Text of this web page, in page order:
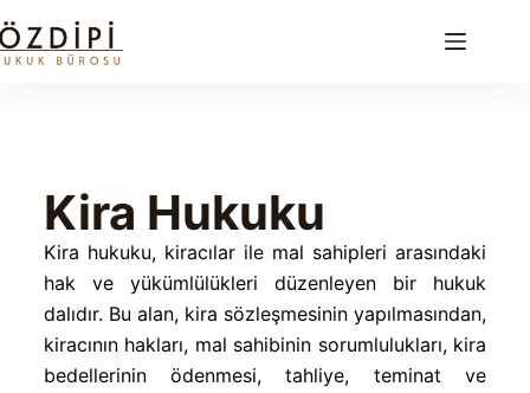
Kira Hukuku
Kira hukuku, kiracılar ile mal sahipleri arasındaki
hak ve yükümlülükleri düzenleyen bir hukuk
dalıdır. Bu alan, kira sözleşmesinin yapılmasından,
kiracının hakları, mal sahibinin sorumlulukları, kira
bedellerinin ödenmesi, tahliye, teminat ve